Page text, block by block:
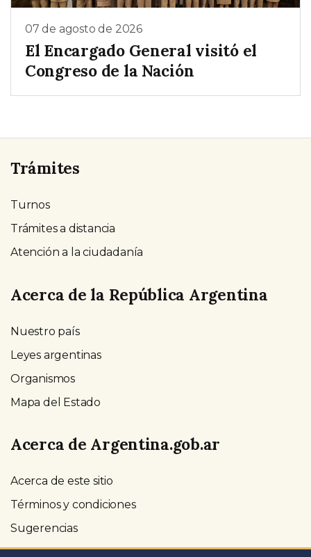
07 de agosto de 2026
El Encargado General visitó el
Congreso de la Nación
Trámites
Turnos
Trámites a distancia
Atención a la ciudadanía
Acerca de la República Argentina
Nuestro país
Leyes argentinas
Organismos
Mapa del Estado
Acerca de Argentina.gob.ar
Acerca de este sitio
Términos y condiciones
Sugerencias